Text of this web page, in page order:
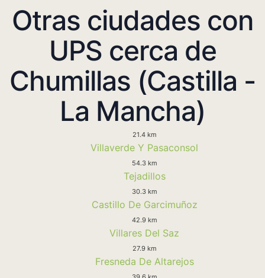
Otras ciudades con
UPS cerca de
Chumillas (Castilla -
La Mancha)
21.4 km
Villaverde Y Pasaconsol
54.3 km
Tejadillos
30.3 km
Castillo De Garcimuñoz
42.9 km
Villares Del Saz
27.9 km
Fresneda De Altarejos